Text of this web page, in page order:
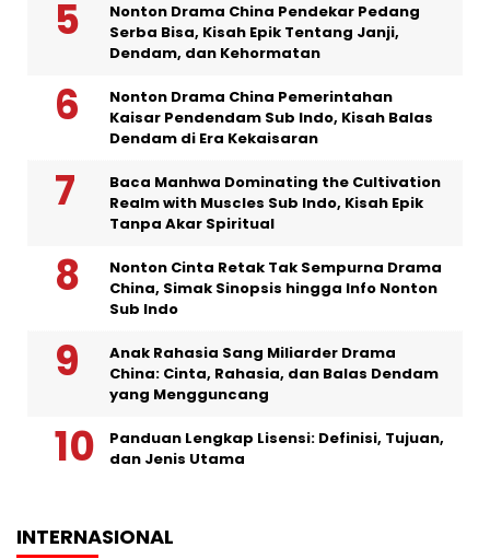
Nonton Drama China Pendekar Pedang
Serba Bisa, Kisah Epik Tentang Janji,
Dendam, dan Kehormatan
Nonton Drama China Pemerintahan
Kaisar Pendendam Sub Indo, Kisah Balas
Dendam di Era Kekaisaran
Baca Manhwa Dominating the Cultivation
Realm with Muscles Sub Indo, Kisah Epik
Tanpa Akar Spiritual
Nonton Cinta Retak Tak Sempurna Drama
China, Simak Sinopsis hingga Info Nonton
Sub Indo
Anak Rahasia Sang Miliarder Drama
China: Cinta, Rahasia, dan Balas Dendam
yang Mengguncang
Panduan Lengkap Lisensi: Definisi, Tujuan,
dan Jenis Utama
INTERNASIONAL